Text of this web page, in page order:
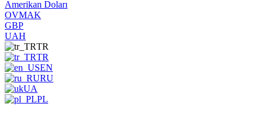
Amerikan Doları
OVMAK
GBP
UAH
TR
TR
EN
RU
UA
PL